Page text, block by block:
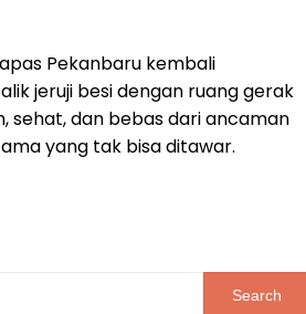
Pekanbaru kembali
jeruji besi dengan ruang gerak
sehat, dan bebas dari ancaman
yang tak bisa ditawar.